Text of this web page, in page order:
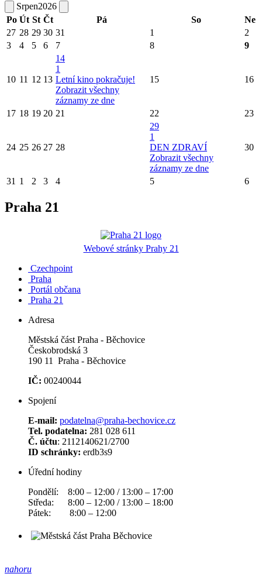
Srpen2026
Po Út St Čt Pá So
Ne
27 28 29 30 31 1
2
3
4 5 6 7 8 9
10 11 12 13
14
1
Letní kino pokračuje!
Zobrazit všechny
záznamy ze dne
15 16
17 18 19 20 21 22 23
24 25 26 27 28
29
1
DEN ZDRAVÍ
Zobrazit všechny
záznamy ze dne
30
31 1 2 3 4 5 6
Praha 21
Webové stránky Prahy 21
Czechpoint
Praha
Portál občana
Praha 21
Adresa
Městská část Praha - Běchovice
Českobrodská 3
190 11 Praha - Běchovice
IČ: 00240044
Spojení
E-mail: podatelna@praha-bechovice.cz
Tel. podatelna: 281 028 611
Č. účtu: 2112140621/2700
ID schránky: erdb3s9
Úřední hodiny
Pondělí: 8:00 – 12:00 / 13:00 – 17:00
Středa: 8:00 – 12:00 / 13:00 – 18:00
Pátek: 8:00 – 12:00
nahoru